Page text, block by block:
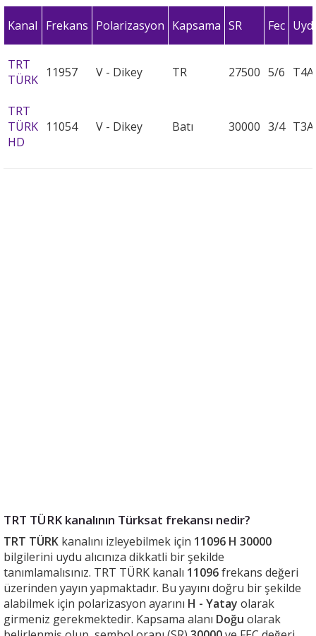
Kanal Frekans Polarizasyon Kapsama SR Fec
TRT
TÜRK 11957 V - Dikey TR 27500 5/6 T4A
TRT
TÜRK
HD
11054 V - Dikey Batı 30000 3/4 T3A
TRT TÜRK kanalının Türksat frekansı nedir?
TRT TÜRK kanalını izleyebilmek için 11096 H 30000
bilgilerini uydu alıcınıza dikkatli bir şekilde
tanımlamalısınız. TRT TÜRK kanalı 11096frekans değeri
üzerinden yayın yapmaktadır. Bu yayını doğru bir şekilde
alabilmek için polarizasyon ayarını H - Yatay olarak
girmeniz gerekmektedir. Kapsama alanı Doğu olarak